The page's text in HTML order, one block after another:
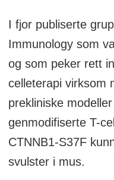
I fjor publiserte
Immunology som
og som peker rett
celleterapi virksom
prekliniske
genmodifiserte T-
CTNNB1-S37F
svulster i mus.